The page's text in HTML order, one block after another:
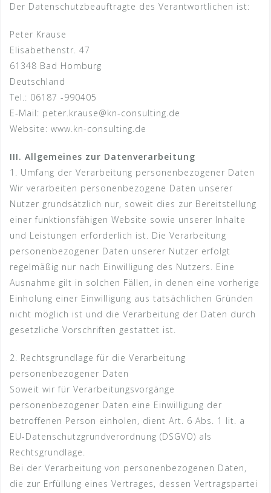
Der Datenschutzbeauftragte des Verantwortlichen ist:
Peter Krause
Elisabethenstr. 47
61348 Bad Homburg
Deutschland
Tel.: 06187 -990405
E-Mail: peter.krause@kn-consulting.de
Website: www.kn-consulting.de
III. Allgemeines zur Datenverarbeitung
1. Umfang der Verarbeitung personenbezogener Daten
Wir verarbeiten personenbezogene Daten unserer
Nutzer grundsätzlich nur, soweit dies zur Bereitstellung
einer funktionsfähigen Website sowie unserer Inhalte
und Leistungen erforderlich ist. Die Verarbeitung
personenbezogener Daten unserer Nutzer erfolgt
regelmäßig nur nach Einwilligung des Nutzers. Eine
Ausnahme gilt in solchen Fällen, in denen eine vorherige
Einholung einer Einwilligung aus tatsächlichen Gründen
nicht möglich ist und die Verarbeitung der Daten durch
gesetzliche Vorschriften gestattet ist.
2. Rechtsgrundlage für die Verarbeitung
personenbezogener Daten
Soweit wir für Verarbeitungsvorgänge
personenbezogener Daten eine Einwilligung der
betroffenen Person einholen, dient Art. 6 Abs. 1 lit. a
EU-Datenschutzgrundverordnung (DSGVO) als
Rechtsgrundlage.
Bei der Verarbeitung von personenbezogenen Daten,
die zur Erfüllung eines Vertrages, dessen Vertragspartei